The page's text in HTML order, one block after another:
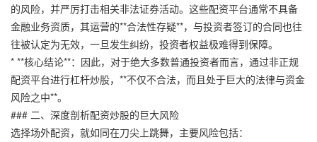
的风险，并严厉打击相关非法证券活动。这些配资平台通常不具备
金融业务资质，其运营的**合法性存疑**，与投资者签订的合同也往
往被认定为无效，一旦发生纠纷，投资者权益极难得到保障。
* **核心结论**：因此，对于绝大多数普通投资者而言，通过非正规
配资平台进行杠杆炒股，**不仅不合法，而且处于巨大的法律与资金
风险之中**。
### 二、深度剖析配资炒股的巨大风险
选择场外配资，就如同在刀尖上跳舞，主要风险包括：